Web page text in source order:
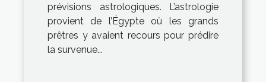
prévisions astrologiques. L’astrologie
provient de l’Égypte où les grands
prêtres y avaient recours pour prédire
la survenue...